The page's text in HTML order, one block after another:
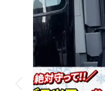
のリフト券＆スキー場の
たお得な日帰りツアーです
マイカー（宿泊）
交通手段はお客様おまか
のリフト券＆スキー場の
たお得な日帰りツアーで